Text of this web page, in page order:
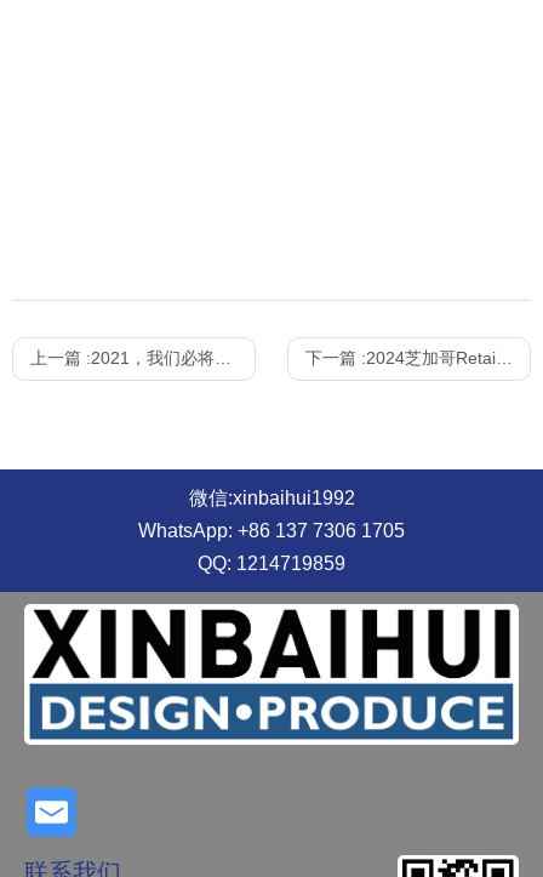
上一篇 :2021，我们必将再创辉煌 下一篇 :2024芝加哥Retail Innovation新百惠风采
微信:xinbaihui1992
WhatsApp: +86 137 7306 1705
QQ: 1214719859